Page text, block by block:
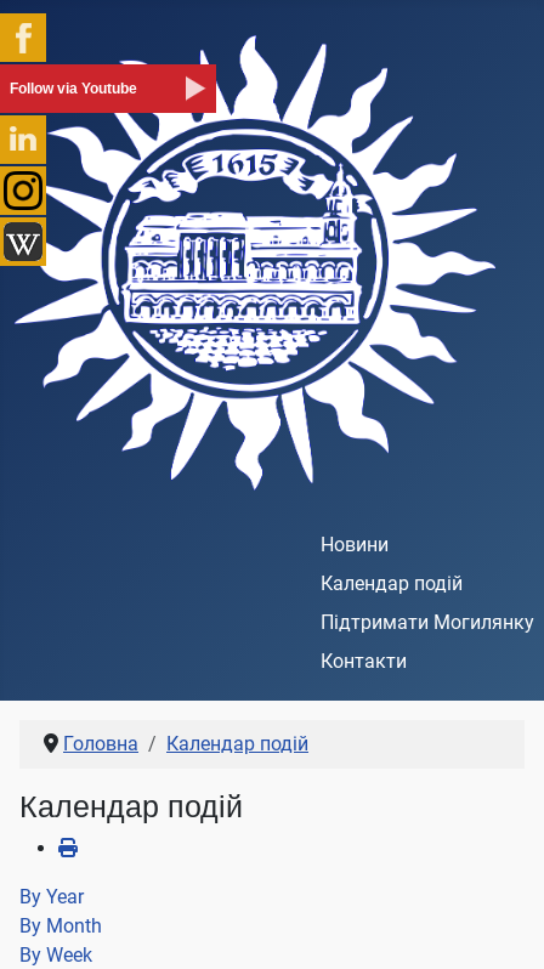
Follow via Youtube
Новини
Календар подій
Підтримати Могилянку
Контакти
Головна Календар подій
Календар подій
By Year
By Month
By Week